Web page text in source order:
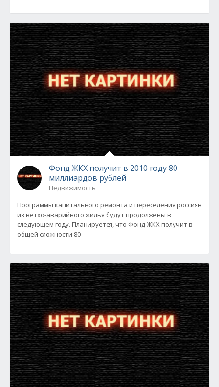
Фонд ЖКХ получит в 2010 году 80
миллиардов рублей
Недвижимость
Программы капитального ремонта и переселения россиян
из ветхо-аварийного жилья будут продолжены в
следующем году. Планируется, что Фонд ЖКХ получит в
общей сложности 80